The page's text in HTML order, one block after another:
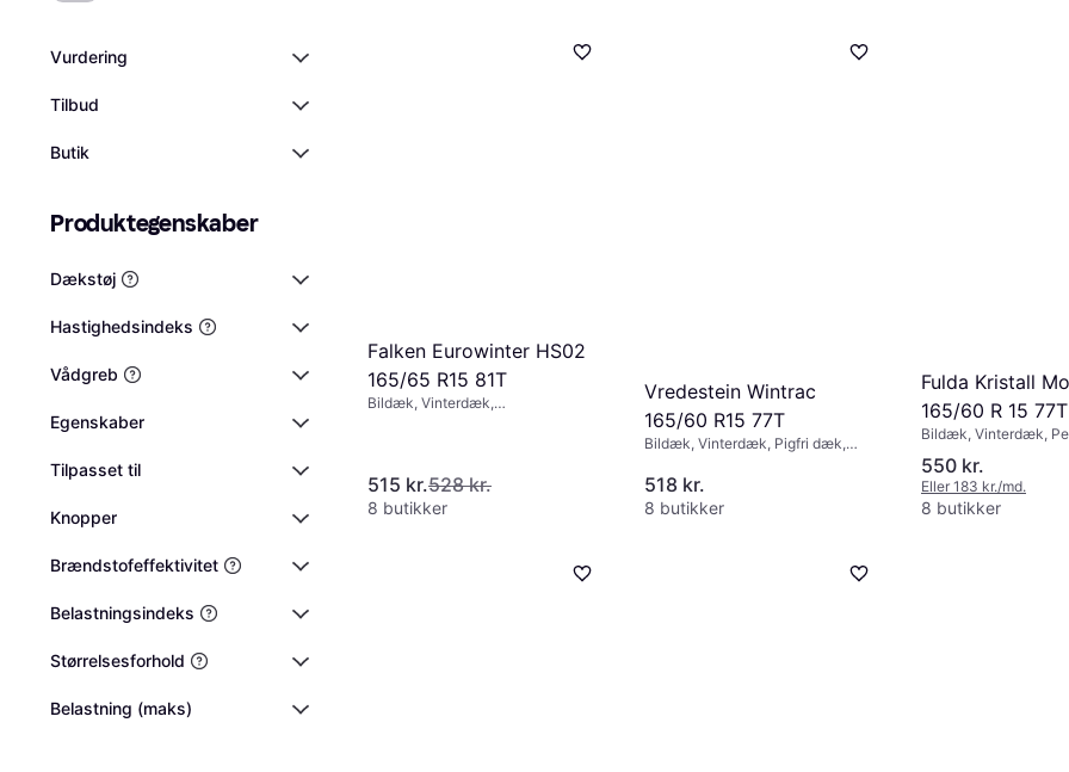
Vurdering
Tilbud
Butik
Produktegenskaber
Dækstøj
Hastighedsindeks
Vådgreb
Egenskaber
Tilpasset til
Knopper
Brændstofeffektivitet
Belastningsindeks
Størrelsesforhold
Belastning (maks)
Falken Eurowinter HS02
165/65 R15 81T
Bildæk, Vinterdæk,
515 kr.528 kr.
8 butikker
Vredestein Wintrac
165/60 R15 77T
Bildæk, Vinterdæk, Pigfri dæk,
Hastighedsindeks T (190 km/t), H
(210 km/t)
518 kr.
8 butikker
Fulda Kristall
165/60 R 15 77T
Bildæk, Vinterdæk,
Hastighedsindeks T
550 kr.
Eller 183 kr./md.
8 butikker